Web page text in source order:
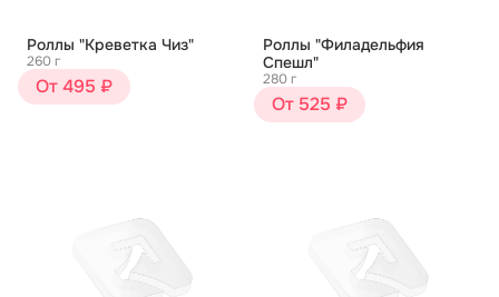
Роллы "Креветка Чиз"
260 г
От 495 ₽
Роллы "Филадельфия
Спешл"
280 г
От 525 ₽